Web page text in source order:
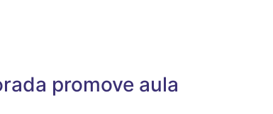
promove aula